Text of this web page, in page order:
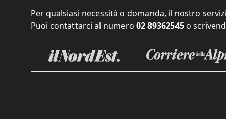
Per qualsiasi necessità o domanda, il nostro
Puoi contattarci al numero 02 89362545 o